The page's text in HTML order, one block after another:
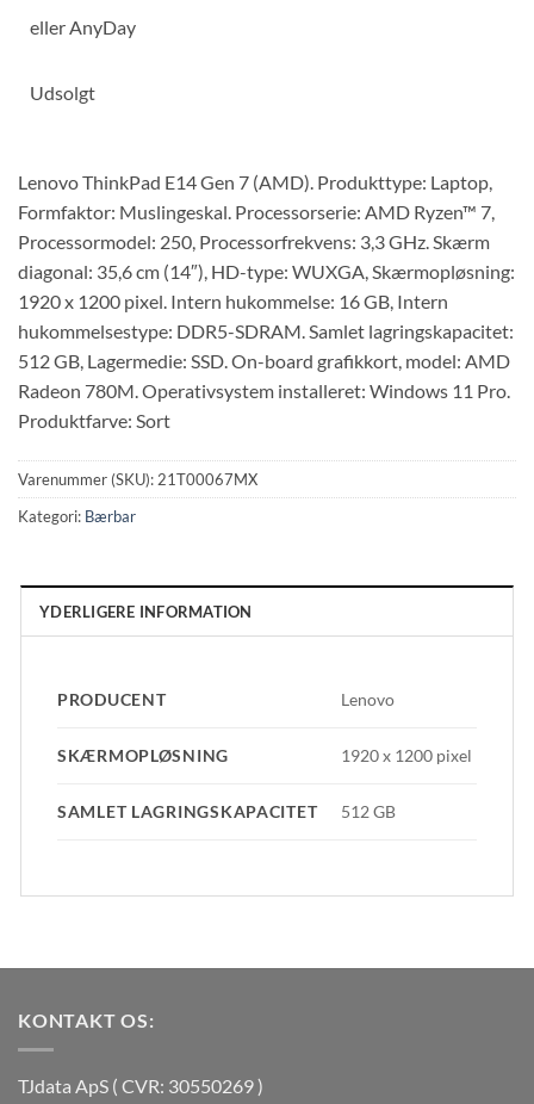
eller AnyDay
Udsolgt
Lenovo ThinkPad E14 Gen 7 (AMD). Produkttype: Laptop,
Formfaktor: Muslingeskal. Processorserie: AMD Ryzen™ 7,
Processormodel: 250, Processorfrekvens: 3,3 GHz. Skærm
diagonal: 35,6 cm (14″), HD-type: WUXGA, Skærmopløsning:
1920 x 1200 pixel. Intern hukommelse: 16 GB, Intern
hukommelsestype: DDR5-SDRAM. Samlet lagringskapacitet:
512 GB, Lagermedie: SSD. On-board grafikkort, model: AMD
Radeon 780M. Operativsystem installeret: Windows 11 Pro.
Produktfarve: Sort
Varenummer (SKU): 21T00067MX
Kategori: Bærbar
YDERLIGERE INFORMATION
PRODUCENT Lenovo
SKÆRMOPLØSNING 1920 x 1200 pixel
SAMLET LAGRINGSKAPACITET 512 GB
KONTAKT OS:
TJdata ApS ( CVR: 30550269 )